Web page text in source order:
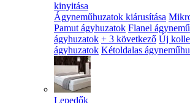
kinyitása
Ágyneműhuzatok kiárusítása
Pamut ágyhuzatok Flanel
ágyhuzatok + 3 következő Új
ágyhuzatok Kétoldalas
Lepedők